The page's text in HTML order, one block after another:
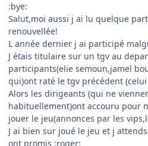
:bye:
Salut,moi aussi j ai lu quelque
renouvellée!
L année dernier j ai participé
J étais titulaire sur un tgv au
participants(elie semoun,jamel
qui)ont raté le tgv précédent
Alors les dirigeants (qui ne
habituellement)ont accouru pour
jouer le jeu(annonces par les
J ai bien sur joué le jeu et j
ont promis :roger: